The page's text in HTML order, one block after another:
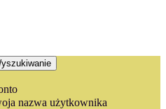
nazwa użytkownika